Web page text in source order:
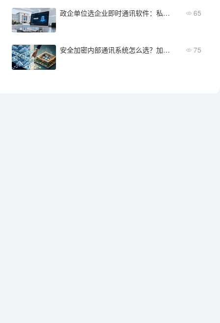
政企单位选企业即时通讯软件：私有化部署为什么是硬门槛？ 65
安全加密内部通讯系统怎么选？加密标准、部署模式与成本评估 75